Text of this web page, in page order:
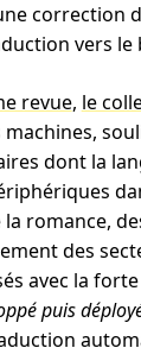
correction
vers le
revue, le
dont la
romance,
des
avec la
puis